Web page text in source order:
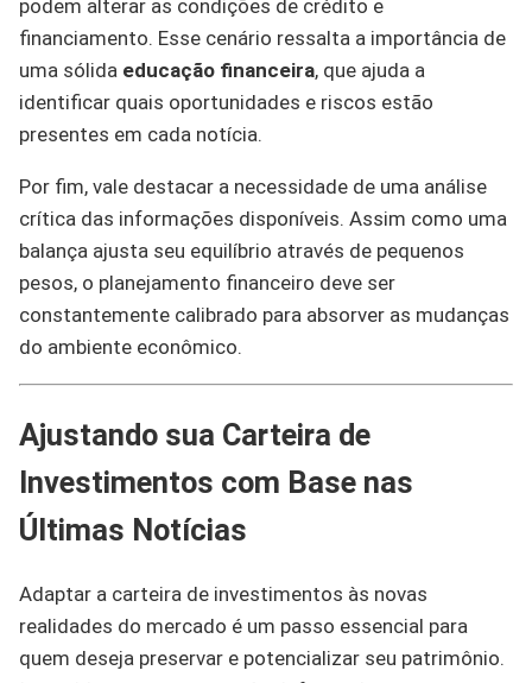
podem alterar as condições de crédito e
financiamento. Esse cenário ressalta a importância de
uma sólida educação financeira, que ajuda a
identificar quais oportunidades e riscos estão
presentes em cada notícia.
Por fim, vale destacar a necessidade de uma análise
crítica das informações disponíveis. Assim como uma
balança ajusta seu equilíbrio através de pequenos
pesos, o planejamento financeiro deve ser
constantemente calibrado para absorver as mudanças
do ambiente econômico.
Ajustando sua Carteira de
Investimentos com Base nas
Últimas Notícias
Adaptar a carteira de investimentos às novas
realidades do mercado é um passo essencial para
quem deseja preservar e potencializar seu patrimônio.